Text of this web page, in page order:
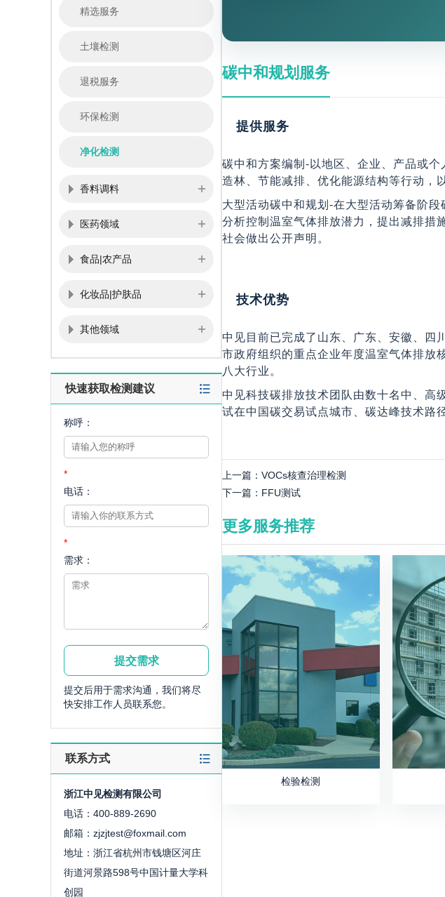
精选服务
土壤检测
退税服务
环保检测
净化检测
香料调料
医药领域
食品|农产品
化妆品|护肤品
其他领域
快速获取检测建议
称呼：
*
电话：
*
需求：
提交后用于需求沟通，我们将尽
快安排工作人员联系您。
联系方式
浙江中见检测有限公司
电话：400-889-2690
邮箱：zjzjtest@foxmail.com
地址：浙江省杭州市钱塘区河庄
街道河景路598号中国计量大学科
创园
碳中和规划服务
提供服务
碳中和方案编制-以地区、企业、产品或
造林、节能减排、优化能源结构等行动，
大型活动碳中和规划-在大型活动筹备阶
分析控制温室气体排放潜力，提出减排措
社会做出公开声明。
技术优势
中见目前已完成了山东、广东、安徽、四
市政府组织的重点企业年度温室气体排放
八大行业。
中见科技碳排放技术团队由数十名中、高
试在中国碳交易试点城市、碳达峰技术路
上一篇： VOCs核查治理检测
下一篇： FFU测试
更多服务推荐
检验检测